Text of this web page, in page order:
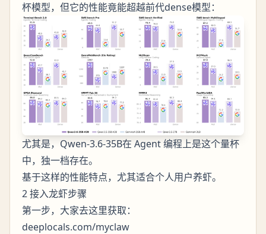
杯模型，但它的性能竟能超越前代dense模型：
尤其是，Qwen-3.6-35B在 Agent 编程上是这个量杯
中，独一档存在。
基于这样的性能特点，尤其适合个人用户养虾。
2 接入龙虾步骤
第一步，大家去这里获取：
deeplocals.com/myclaw